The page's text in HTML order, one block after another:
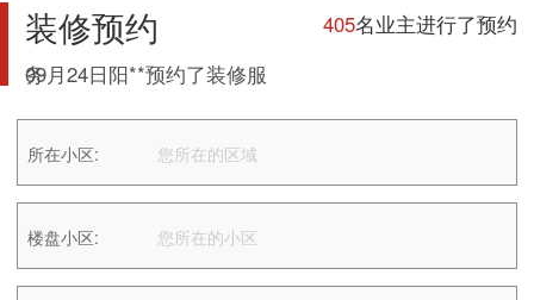
装修预约
09月24日阳**预约了装修服
10月28日徐预约了装修服务
10月28日韦**预约了装修服
务
11月20日黄**预约了装修服
务
12月12日程**预约了装修服
405名业主进行了预约
所在小区:
楼盘小区: